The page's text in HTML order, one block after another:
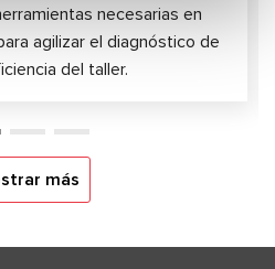
necesarias en
agilizar el diagnóstico de
del taller.
más